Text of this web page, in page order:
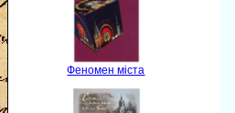
Феномен міста